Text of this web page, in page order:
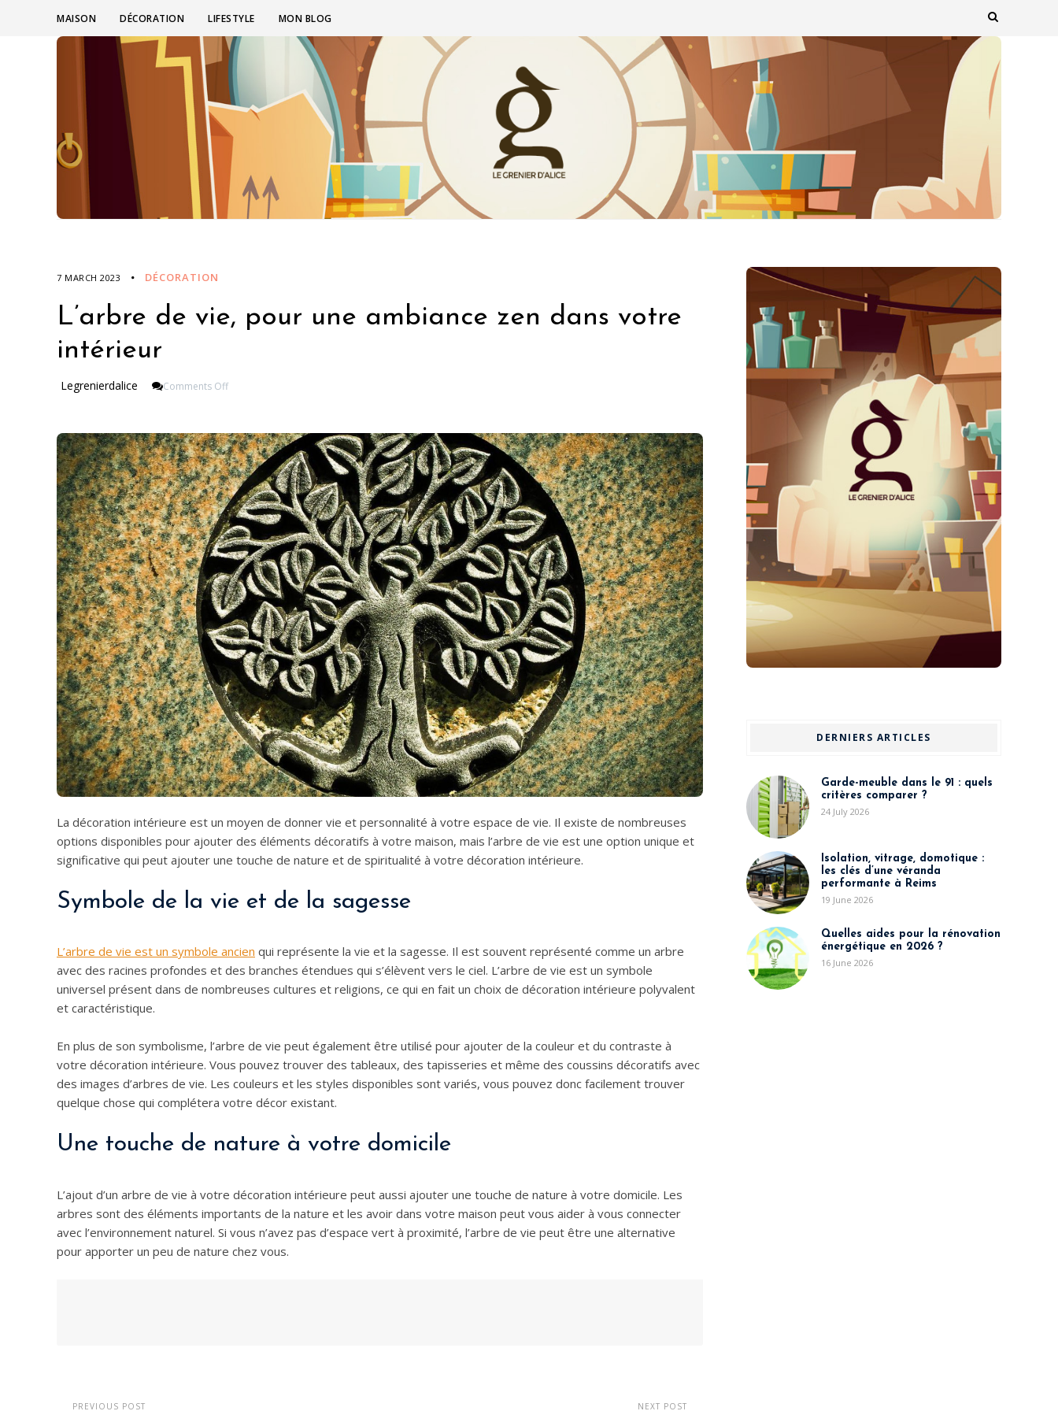
MAISON DÉCORATION LIFESTYLE MON BLOG
7 MARCH 2023 DÉCORATION
L’arbre de vie, pour une ambiance zen dans votre
intérieur
Legrenierdalice Comments OffOn
Pour
Une
Ambiance
Zen
Dans
Votre
Intérieur
La décoration intérieure est un moyen de donner vie et personnalité à votre espace de vie. Il existe de nombreuses
options disponibles pour ajouter des éléments décoratifs à votre maison, mais l’arbre de vie est une option unique et
significative qui peut ajouter une touche de nature et de spiritualité à votre décoration intérieure.
Symbole de la vie et de la sagesse
L’arbre de vie est un symbole ancien qui représente la vie et la sagesse. Il est souvent représenté comme un arbre
avec des racines profondes et des branches étendues qui s’élèvent vers le ciel. L’arbre de vie est un symbole
universel présent dans de nombreuses cultures et religions, ce qui en fait un choix de décoration intérieure polyvalent
et caractéristique.
En plus de son symbolisme, l’arbre de vie peut également être utilisé pour ajouter de la couleur et du contraste à
votre décoration intérieure. Vous pouvez trouver des tableaux, des tapisseries et même des coussins décoratifs avec
des images d’arbres de vie. Les couleurs et les styles disponibles sont variés, vous pouvez donc facilement trouver
quelque chose qui complétera votre décor existant.
Une touche de nature à votre domicile
L’ajout d’un arbre de vie à votre décoration intérieure peut aussi ajouter une touche de nature à votre domicile. Les
arbres sont des éléments importants de la nature et les avoir dans votre maison peut vous aider à vous connecter
avec l’environnement naturel. Si vous n’avez pas d’espace vert à proximité, l’arbre de vie peut être une alternative
pour apporter un peu de nature chez vous.
PREVIOUS POST NEXT POST
DERNIERS ARTICLES
Garde-meuble dans le 91 : quels
critères comparer ?
24 July 2026
Isolation, vitrage, domotique :
les clés d’une véranda
performante à Reims
19 June 2026
Quelles aides pour la rénovation
énergétique en 2026 ?
16 June 2026